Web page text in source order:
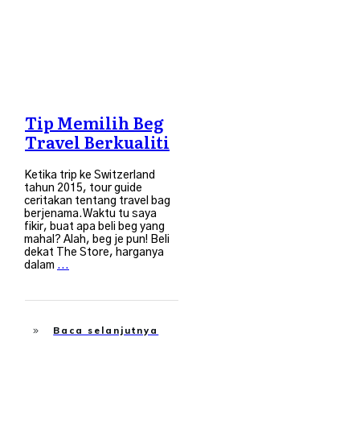
Tip Memilih Beg
Travel Berkualiti
Ketika trip ke Switzerland
tahun 2015, tour guide
ceritakan tentang travel bag
berjenama.Waktu tu saya
fikir, buat apa beli beg yang
mahal? Alah, beg je pun! Beli
dekat The Store, harganya
dalam ...
Baca selanjutnya